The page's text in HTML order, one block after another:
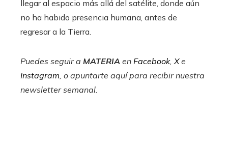
llegar al espacio más allá del satélite, donde aún
no ha habido presencia humana, antes de
regresar a la Tierra.
Puedes seguir a MATERIA en Facebook, Xe
Instagram , o apuntarte aquí para recibirnuestra
newsletter semanal